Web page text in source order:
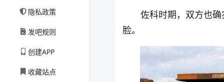
隐私政策
发吧规则
创建APP
收藏站点
佐科时期，双方也
脸。